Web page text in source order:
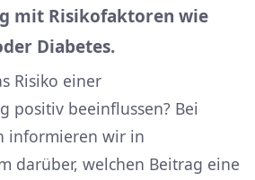
mit Risikofaktoren wie
Diabetes.
Risiko einer
positiv beeinflussen? Bei
informieren wir in
darüber, welchen Beitrag eine